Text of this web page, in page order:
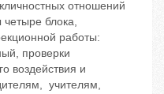
отношений
блока,
работы:
проверки
воздействия и
учителям,